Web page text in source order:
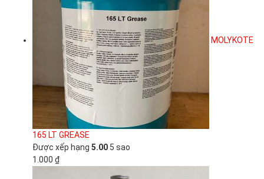
MOLYKOTE
165 LT GREASE
Được xếp hạng 5.00 5 sao
1.000 ₫